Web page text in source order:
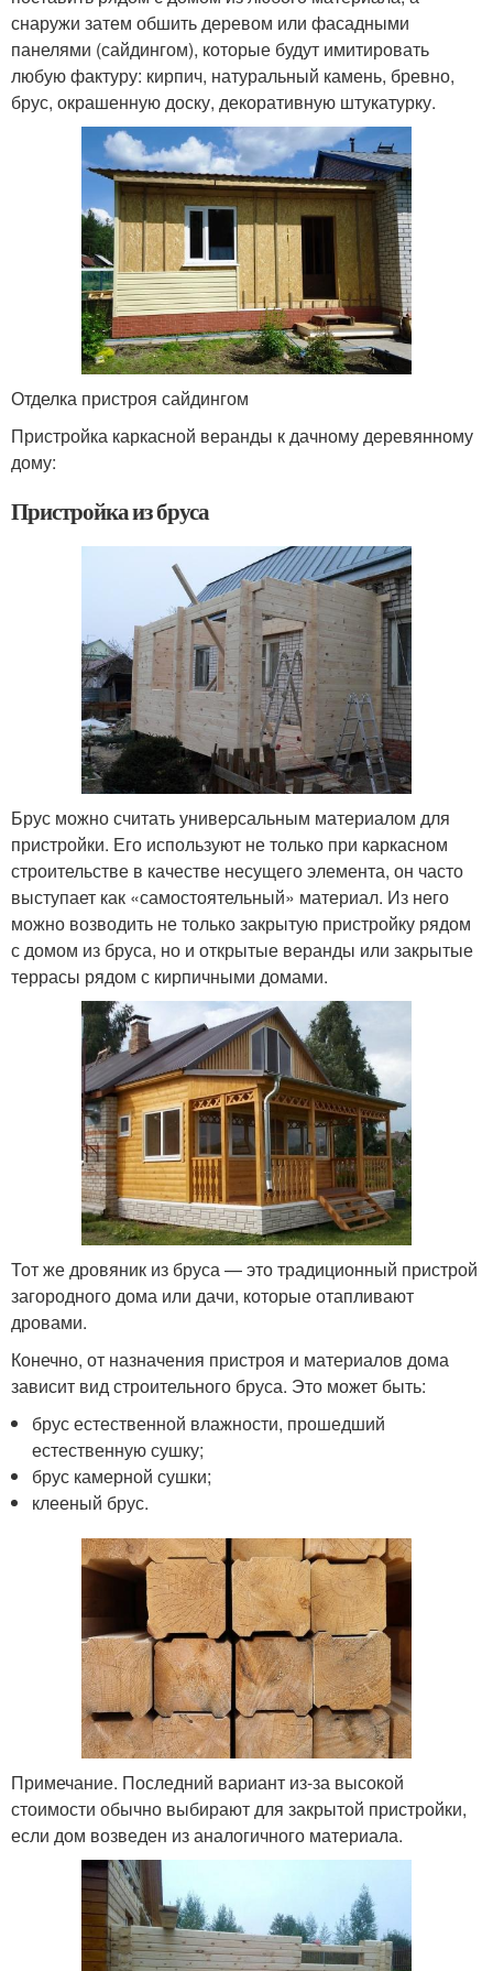
снаружи затем обшить деревом или фасадными
панелями (сайдингом), которые будут имитировать
любую фактуру: кирпич, натуральный камень, бревно,
брус, окрашенную доску, декоративную штукатурку.
Отделка пристроя сайдингом
Пристройка каркасной веранды к дачному деревянному
дому:
Пристройка из бруса
Брус можно считать универсальным материалом для
пристройки. Его используют не только при каркасном
строительстве в качестве несущего элемента, он часто
выступает как «самостоятельный» материал. Из него
можно возводить не только закрытую пристройку рядом
с домом из бруса, но и открытые веранды или закрытые
террасы рядом с кирпичными домами.
Тот же дровяник из бруса — это традиционный пристрой
загородного дома или дачи, которые отапливают
дровами.
Конечно, от назначения пристроя и материалов дома
зависит вид строительного бруса. Это может быть:
брус естественной влажности, прошедший
естественную сушку;
брус камерной сушки;
клееный брус.
Примечание. Последний вариант из-за высокой
стоимости обычно выбирают для закрытой пристройки,
если дом возведен из аналогичного материала.